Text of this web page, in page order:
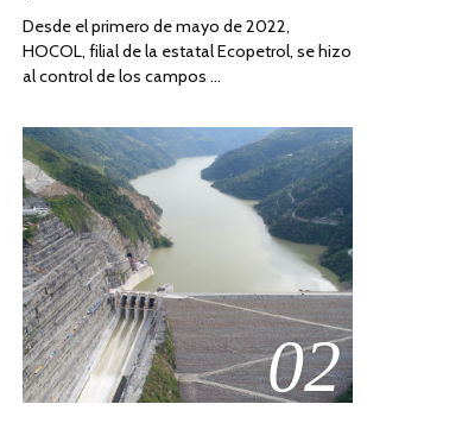
Desde el primero de mayo de 2022,
HOCOL, filial de la estatal Ecopetrol, se hizo
al control de los campos …
02